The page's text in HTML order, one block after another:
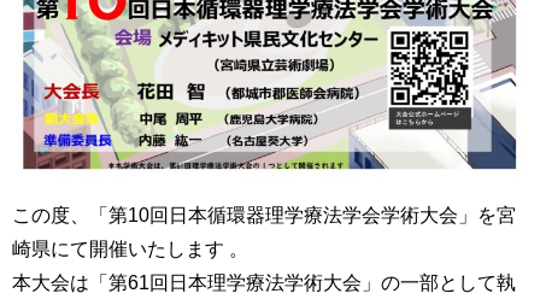
この度、「第10回日本循環器理学療法学会学術大会」を宮
崎県にて開催いたします
本大会は「第61回日本理学療法学術大会」の一部として執